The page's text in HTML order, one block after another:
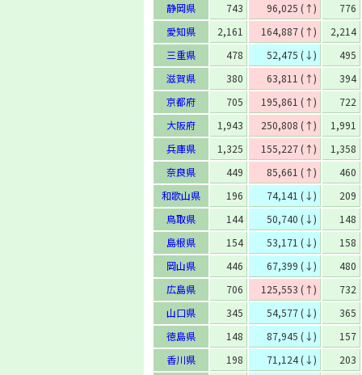
静岡県
743 96,025 (↑)
776
愛知県
2,161 164,887 (↑)
2,214
三重県
478 52,475 (↓)
495
滋賀県
380 63,811 (↑)
394
京都府
705 195,861 (↑)
722
大阪府
1,943 250,808 (↑)
1,991
兵庫県
1,325 155,227 (↑)
1,358
奈良県
449 85,661 (↑)
460
和歌山県
196 74,141 (↓)
209
鳥取県
144 50,740 (↓)
148
島根県
154 53,171 (↓)
158
岡山県
446 67,399 (↓)
480
広島県
706 125,553 (↑)
732
山口県
345 54,577 (↓)
365
徳島県
148 87,945 (↓)
157
香川県
198 71,124 (↓)
203